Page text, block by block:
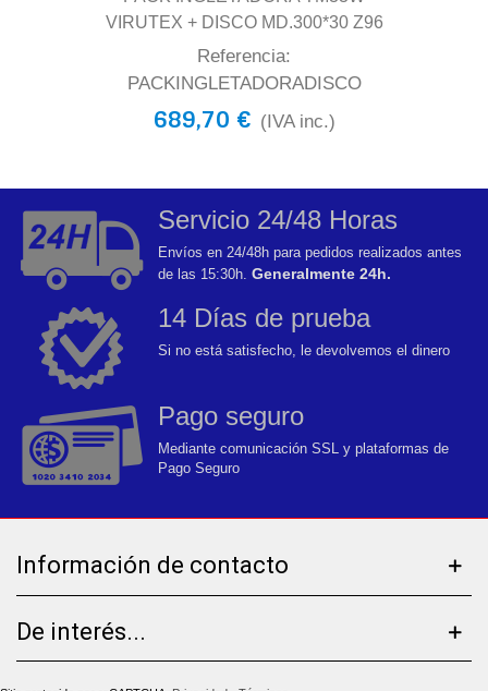
VIRUTEX + DISCO MD.300*30 Z96
Referencia:
PACKINGLETADORADISCO
689,70 € (IVA inc.)
Servicio 24/48 Horas
Envíos en 24/48h para pedidos realizados antes
de las 15:30h. Generalmente 24h.
14 Días de prueba
Si no está satisfecho, le devolvemos el dinero
Pago seguro
Mediante comunicación SSL y plataformas de
Pago Seguro
Información de contacto
De interés...